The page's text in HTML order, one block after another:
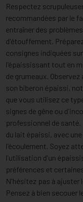
Respectez
recommandées par le
entraîner des
d'étouffement.
consignes indiquées
l'épaississant tout en
de grumeaux.
son biberon épaissi,
que vous utilisez ce
signes de gêne ou
professionnel de
du lait épaissi, avec
l'écoulement. Soyez
l'utilisation d'un
préférences et
N'hésitez pas à ajuster
Pensez à bien secouer